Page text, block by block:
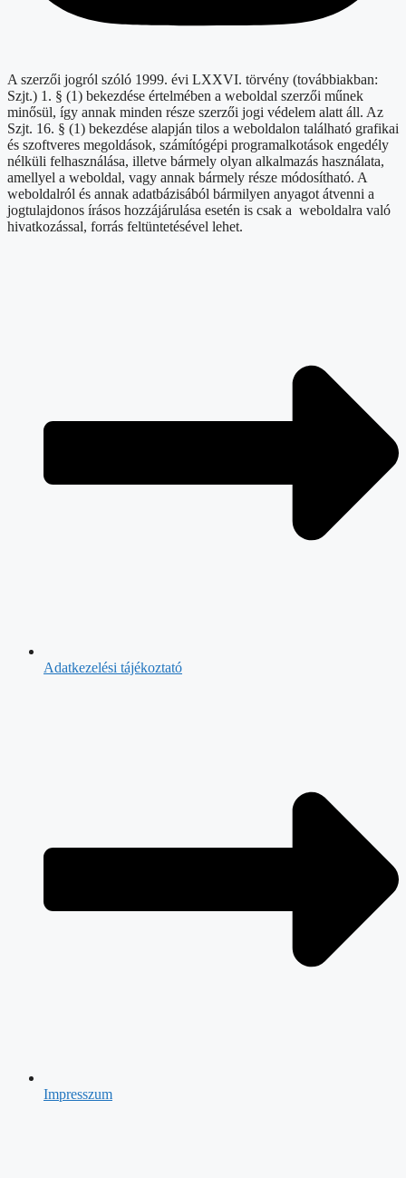
A szerzői jogról szóló 1999. évi LXXVI. törvény (továbbiakban:
Szjt.) 1. § (1) bekezdése értelmében a weboldal szerzői műnek
minősül, így annak minden része szerzői jogi védelem alatt áll. Az
Szjt. 16. § (1) bekezdése alapján tilos a weboldalon található grafikai
és szoftveres megoldások, számítógépi programalkotások engedély
nélküli felhasználása, illetve bármely olyan alkalmazás használata,
amellyel a weboldal, vagy annak bármely része módosítható. A
weboldalról és annak adatbázisából bármilyen anyagot átvenni a
jogtulajdonos írásos hozzájárulása esetén is csak a weboldalra való
hivatkozással, forrás feltüntetésével lehet.
Adatkezelési tájékoztató
Impresszum